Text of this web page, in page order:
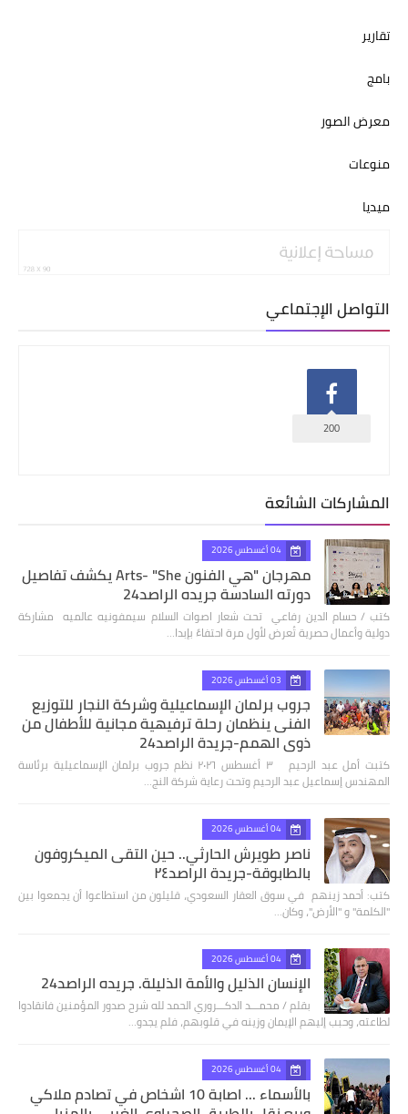
تقارير
بامج
معرض الصور
منوعات
ميديا
التواصل الإجتماعي
200
المشاركات الشائعة
04 أغسطس 2026
مهرجان "هي الفنون Arts- "She يكشف تفاصيل
دورته السادسة جريده الراصد24
كتب / حسام الدين رفاعي تحت شعار اصوات السلام سيمفونيه عالميه مشاركة
دولية وأعمال حصرية تُعرض لأول مرة احتفاءً بإبدا…
03 أغسطس 2026
جروب برلمان الإسماعيلية وشركة النجار للتوزيع
الفنى ينظمان رحلة ترفيهية مجانية للأطفال من
ذوي الهمم-جريدة الراصد24
كتبت أمل عبد الرحيم ٣ أغسطس ٢٠٢٦ نظم جروب برلمان الإسماعيلية برئاسة
المهندس إسماعيل عبد الرحيم وتحت رعاية شركة النج…
04 أغسطس 2026
ناصر طويرش الحارثي.. حين التقى الميكروفون
بالطابوقة-جريدة الراصد٢٤
كتب: أحمد زينهم في سوق العقار السعودي، قليلون من استطاعوا أن يجمعوا بين
"الكلمة" و "الأرض"، وكان…
04 أغسطس 2026
الإنسان الذليل والأمة الذليلة. جريده الراصد24
بقلم / محمـــد الدكـــروري الحمد لله شرح صدور المؤمنين فانقادوا
لطاعته، وحبب إليهم الإيمان وزينه في قلوبهم، فلم يجدو…
04 أغسطس 2026
بالأسماء ... اصابة 10 اشخاص في تصادم ملاكي